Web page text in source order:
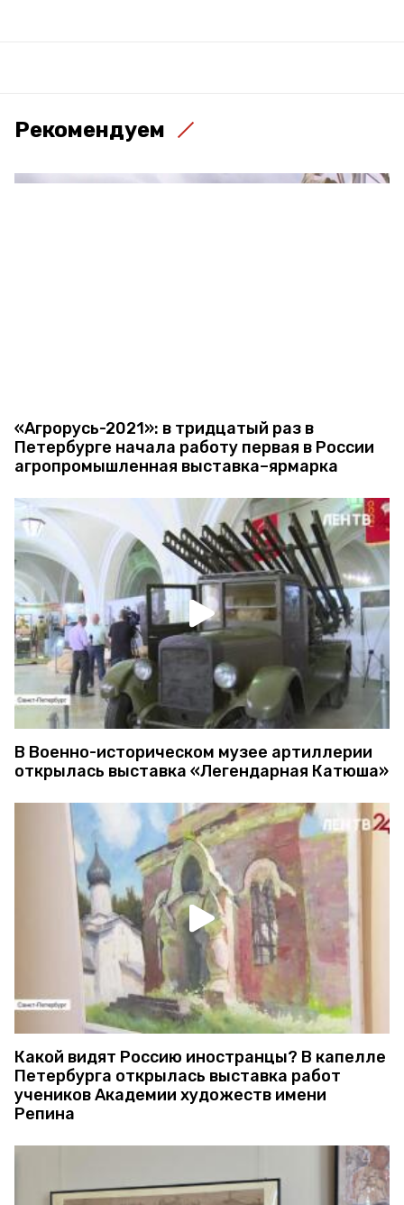
Рекомендуем
«Агрорусь-2021»: в тридцатый раз в
Петербурге начала работу первая в России
агропромышленная выставка–ярмарка
В Военно-историческом музее артиллерии
открылась выставка «Легендарная Катюша»
Какой видят Россию иностранцы? В капелле
Петербурга открылась выставка работ
учеников Академии художеств имени
Репина